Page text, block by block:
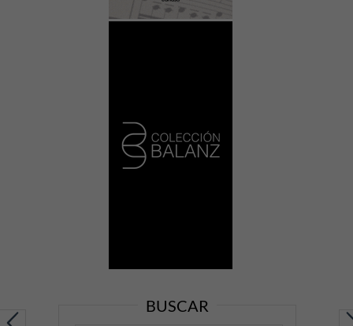
BUSCAR